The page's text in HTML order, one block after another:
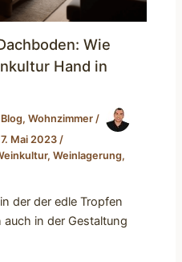
Wie
Hand in
Blog,Wohnzimmer /
Mai 2023 /
,Weinlagerung,
der der edle Tropfen
in der Gestaltung